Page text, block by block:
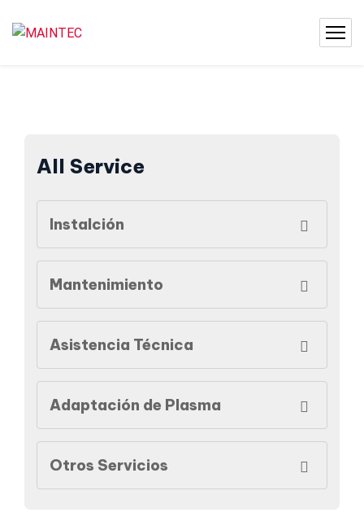
All Service
Instalción
Mantenimiento
Asistencia Técnica
Adaptación de Plasma
Otros Servicios